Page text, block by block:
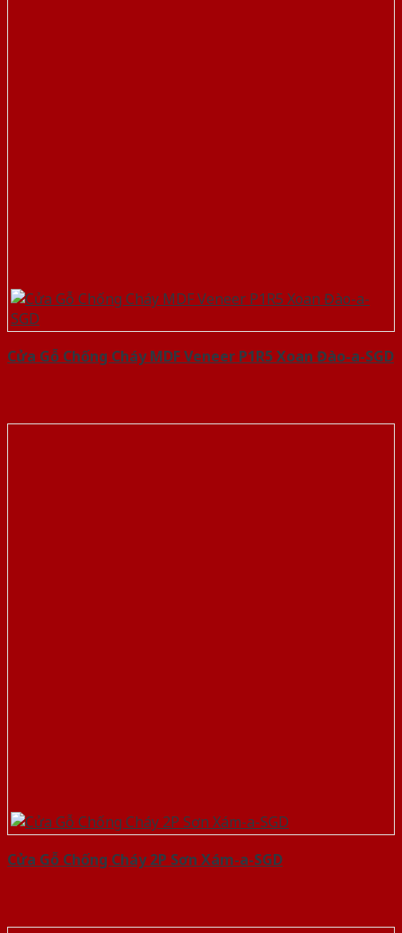
Cửa Gỗ Chống Cháy MDF Veneer P1R5 Xoan Đào-a-SGD
Cửa Gỗ Chống Cháy 2P Sơn Xám-a-SGD